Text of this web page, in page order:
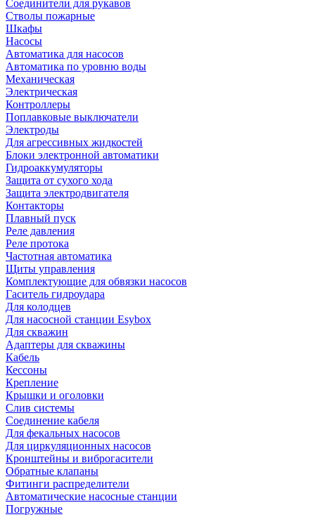
Соединители для рукавов
Стволы пожарные
Шкафы
Насосы
Автоматика для насосов
Автоматика по уровню воды
Механическая
Электрическая
Контроллеры
Поплавковые выключатели
Электроды
Для агрессивных жидкостей
Блоки электронной автоматики
Гидроаккумуляторы
Защита от сухого хода
Защита электродвигателя
Контакторы
Плавный пуск
Реле давления
Реле протока
Частотная автоматика
Щиты управления
Комплектующие для обвязки насосов
Гаситель гидроудара
Для колодцев
Для насосной станции Esybox
Для скважин
Адаптеры для скважины
Кабель
Кессоны
Крепление
Крышки и оголовки
Слив системы
Соединение кабеля
Для фекальных насосов
Для циркуляционных насосов
Кронштейны и виброгасители
Обратные клапаны
Фитинги распределители
Автоматические насосные станции
Погружные